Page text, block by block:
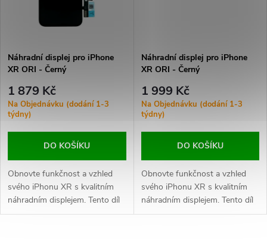
Náhradní displej pro iPhone
XR ORI - Černý
1 879 Kč
Na Objednávku (dodání 1-3
týdny)
DO KOŠÍKU
Obnovte funkčnost a vzhled
svého iPhonu XR s kvalitním
náhradním displejem. Tento díl
nabízí ostrý obraz, přesné
Náhradní displej pro iPhone
XR ORI - Černý
1 999 Kč
Na Objednávku (dodání 1-3
týdny)
DO KOŠÍKU
Obnovte funkčnost a vzhled
svého iPhonu XR s kvalitním
náhradním displejem. Tento díl
nabízí ostrý obraz, přesné